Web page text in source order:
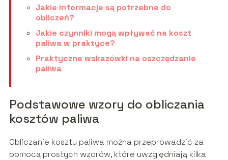
Jakie informacje są potrzebne do
obliczeń?
Jakie czynniki mogą wpływać na koszt
paliwa w praktyce?
Praktyczne wskazówki na oszczędzanie
paliwa
Podstawowe wzory do obliczania
kosztów paliwa
Obliczanie kosztu paliwa można przeprowadzić za
pomocą prostych wzorów, które uwzględniają kilka